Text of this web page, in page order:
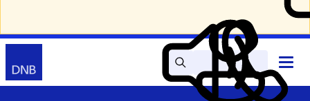
Zoek Lees
voor
Mijn
DNB
Contact